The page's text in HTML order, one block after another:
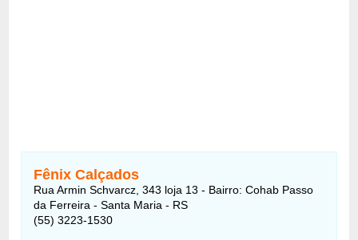
Fênix Calçados
Rua Armin Schvarcz, 343 loja 13 - Bairro: Cohab Passo
da Ferreira - Santa Maria - RS
(55) 3223-1530